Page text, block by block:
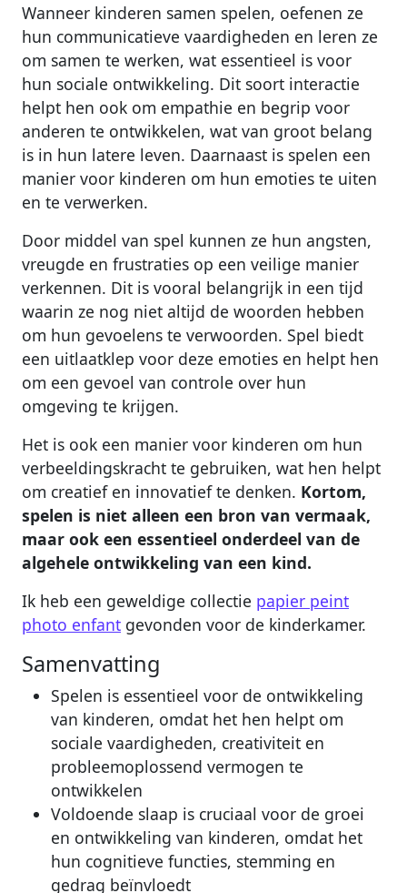
Wanneer kinderen samen spelen, oefenen ze
hun communicatieve vaardigheden en leren ze
om samen te werken, wat essentieel is voor
hun sociale ontwikkeling. Dit soort interactie
helpt hen ook om empathie en begrip voor
anderen te ontwikkelen, wat van groot belang
is in hun latere leven. Daarnaast is spelen een
manier voor kinderen om hun emoties te uiten
en te verwerken.
Door middel van spel kunnen ze hun angsten,
vreugde en frustraties op een veilige manier
verkennen. Dit is vooral belangrijk in een tijd
waarin ze nog niet altijd de woorden hebben
om hun gevoelens te verwoorden. Spel biedt
een uitlaatklep voor deze emoties en helpt hen
om een gevoel van controle over hun
omgeving te krijgen.
Het is ook een manier voor kinderen om hun
verbeeldingskracht te gebruiken, wat hen helpt
om creatief en innovatief te denken. Kortom,
spelen is niet alleen een bron van vermaak,
maar ook een essentieel onderdeel van de
algehele ontwikkeling van een kind.
Ik heb een geweldige collectie papier peint
photo enfant gevonden voor de kinderkamer.
Samenvatting
Spelen is essentieel voor de ontwikkeling
van kinderen, omdat het hen helpt om
sociale vaardigheden, creativiteit en
probleemoplossend vermogen te
ontwikkelen
Voldoende slaap is cruciaal voor de groei
en ontwikkeling van kinderen, omdat het
hun cognitieve functies, stemming en
gedrag beïnvloedt